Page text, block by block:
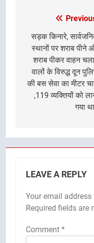
navigation
सड़क किनारे,
स्थानों पर शराब पीने
शराब पीकर वाहन
वालों के विरुद्ध दून
की बस सेवा का मीटर
,119 व्यक्तियों को
गया
LEAVE A REPLY
Your email
Required fields are
Comment *